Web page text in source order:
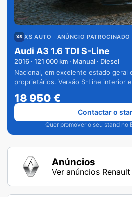
XS AUTO · ANÚNCIO PATROCINADO
Audi A3 1.6 TDI S-Line
2016 · 121 000 km · Manual · Diesel
Nacional, em excelente estado geral
proprietários. Versão S-Line interior
18 950€
Quer promover o seu stand no
Contactar o
Anúncios
Ver anúncios